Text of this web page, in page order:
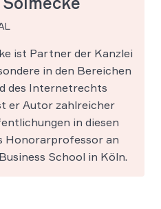
ist Partner der Kanzlei
in den Bereichen
des Internetrechts
er Autor zahlreicher
in diesen
Honorarprofessor an
School in Köln.